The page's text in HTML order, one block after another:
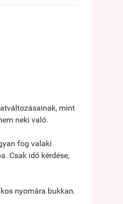
mint
neki való.
fog valaki
Csak idő kérdése,
nyomára bukkan.